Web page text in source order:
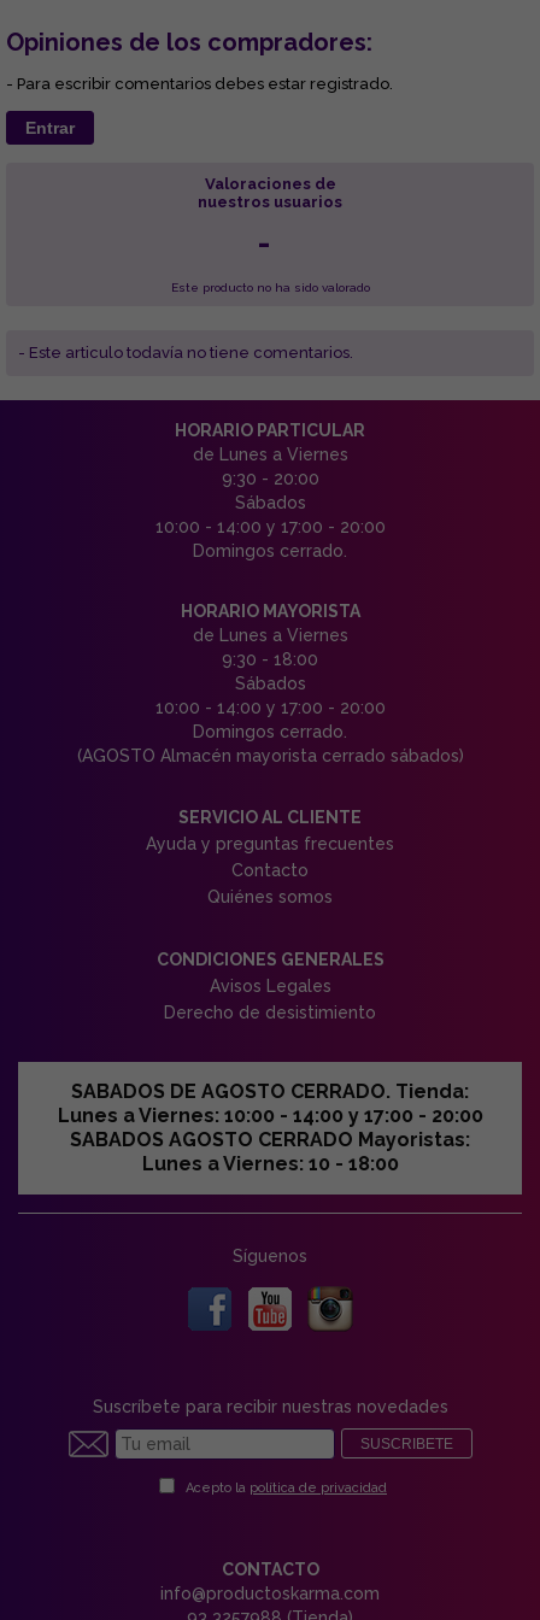
Opiniones de los compradores:
- Para escribir comentarios debes estar registrado.
Entrar
Valoraciones de
nuestros usuarios
-
Este producto no ha sido valorado
- Este articulo todavía no tiene comentarios.
HORARIO PARTICULAR
de Lunes a Viernes
9:30 - 20:00
Sábados
10:00 - 14:00 y 17:00 - 20:00
Domingos cerrado.
HORARIO MAYORISTA
de Lunes a Viernes
9:30 - 18:00
Sábados
10:00 - 14:00 y 17:00 - 20:00
Domingos cerrado.
(AGOSTO Almacén mayorista cerrado sábados)
SERVICIO AL CLIENTE
Ayuda y preguntas frecuentes
Contacto
Quiénes somos
CONDICIONES GENERALES
Avisos Legales
Derecho de desistimiento
SABADOS DE AGOSTO CERRADO. Tienda:
Lunes a Viernes: 10:00 - 14:00 y 17:00 - 20:00
SABADOS AGOSTO CERRADO Mayoristas:
Lunes a Viernes: 10 - 18:00
Síguenos
Suscríbete para recibir nuestras novedades
SUSCRIBETE
Acepto la política de privacidad
CONTACTO
info@productoskarma.com